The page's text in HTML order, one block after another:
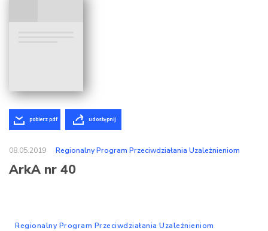
pobierz pdf udostępnij
08.05.2019 Regionalny Program Przeciwdziałania Uzależnieniom
ArkA nr 40
Regionalny Program Przeciwdziałania Uzależnieniom